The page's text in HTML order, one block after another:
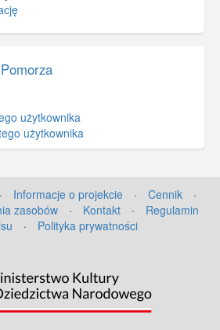
użytkownika
użytkownika
· Informacje o projekcie · Cennik
·
zasobów
· Kontakt ·
Regulamin
· Polityka prywatności